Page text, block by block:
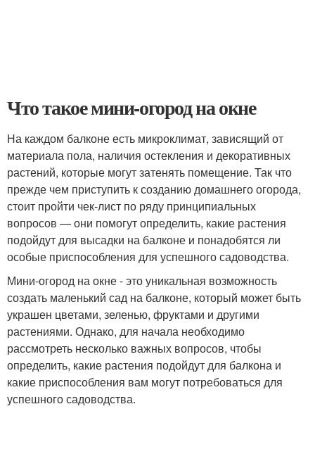
Что такое мини-огород на окне
На каждом балконе есть микроклимат, зависящий от
материала пола, наличия остекления и декоративных
растений, которые могут затенять помещение. Так что
прежде чем приступить к созданию домашнего огорода,
стоит пройти чек-лист по ряду принципиальных
вопросов — они помогут определить, какие растения
подойдут для высадки на балконе и понадобятся ли
особые приспособления для успешного садоводства.
Мини-огород на окне - это уникальная возможность
создать маленький сад на балконе, который может быть
украшен цветами, зеленью, фруктами и другими
растениями. Однако, для начала необходимо
рассмотреть несколько важных вопросов, чтобы
определить, какие растения подойдут для балкона и
какие приспособления вам могут потребоваться для
успешного садоводства.